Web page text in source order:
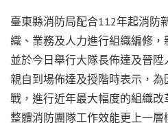
臺東縣消防局配合112年起消防
織、業務及人力進行組織編修，
並於今日舉行大隊長佈達及晉
親自到場佈達及授階時表示，
戰，進行近年最大幅度的組織改
整體消防團隊工作效能更上一